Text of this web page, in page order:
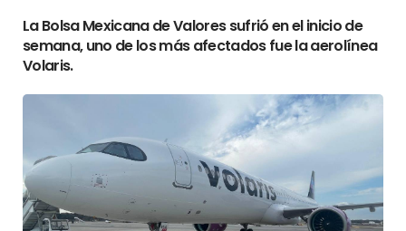
La Bolsa Mexicana de Valores sufrió en el inicio de
semana, uno de los más afectados fue la aerolínea
Volaris.